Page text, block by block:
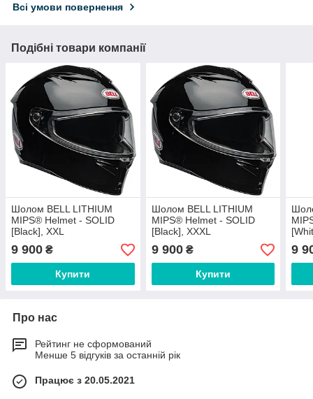
Всі умови повернення
Подібні товари компанії
Шолом BELL LITHIUM
MIPS® Helmet - SOLID
[Black], XXL
9 900 ₴
Купити
Шолом BELL LITHIUM
MIPS® Helmet - SOLID
[Black], XXXL
9 900₴
Купити
9
Про нас
Рейтинг не сформований
Менше 5 відгуків за останній рік
Працює з 20.05.2021